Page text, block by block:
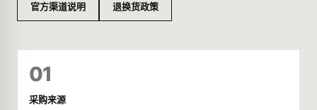
官方渠道说明 退换货政策
01
采购来源